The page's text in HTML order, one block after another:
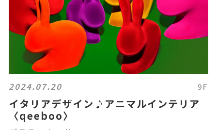
2024.07.20 9F
イタリアデザイン♪アニマルインテリア
〈qeeboo〉